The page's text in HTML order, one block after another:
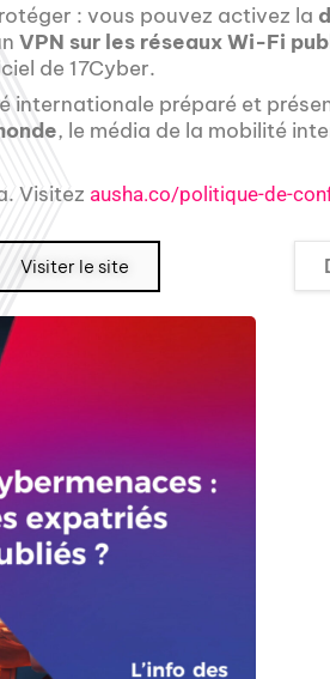
: vous pouvez activez la
VPN sur les réseaux Wi-Fi
de 17Cyber.
internationale préparé et
, le média de la mobilité
Visitez ausha.co/politique-de-
Visiter le site